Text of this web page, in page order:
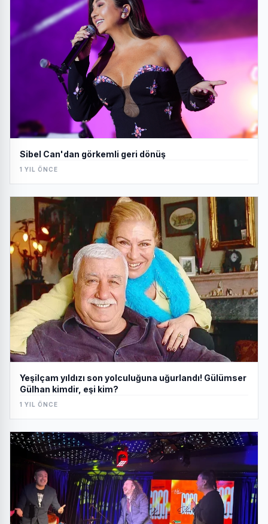
Sibel Can'dan görkemli geri dönüş
1 YIL ÖNCE
Yeşilçam yıldızı son yolculuğuna uğurlandı! Gülümser
Gülhan kimdir, eşi kim?
1 YIL ÖNCE